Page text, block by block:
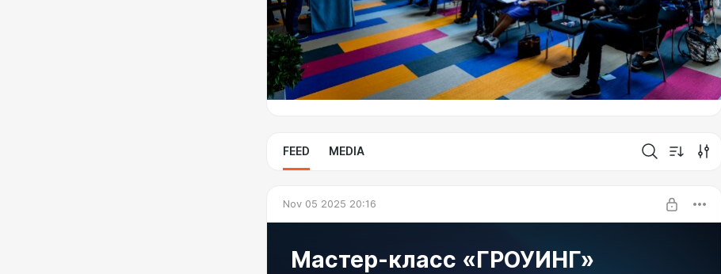
FEED MEDIA
Nov 05 2025 20:16
Мастер-класс «ГРОУИНГ»